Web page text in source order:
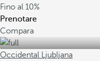
Fino al 10%
Prenotare
Compara
Occidental Ljubljana